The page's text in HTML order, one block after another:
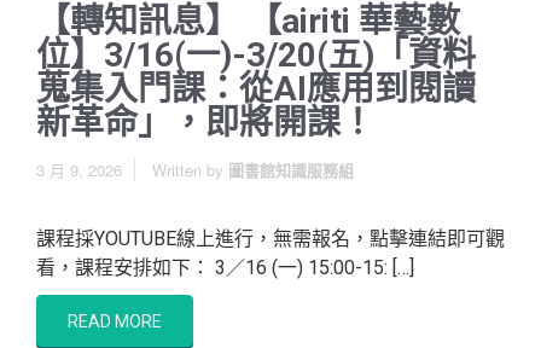
【轉知訊息】 【airiti 華藝數
位】3/16(一)-3/20(五)「資料
蒐集入門課：從AI應用到閱讀
新革命」，即將開課！
3 月 9, 2026 Written by 圖書館知識服務組
課程採YOUTUBE線上進行，無需報名，點擊連結即可觀
看，課程安排如下： 3／16 (一) 15:00-15: […]
READ MORE